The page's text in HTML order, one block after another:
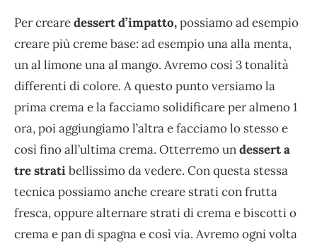
Per crearedessert d’impatto,possiamo ad esempio
creare più creme base: ad esempio una alla menta,
un al limone una al mango. Avremo così 3 tonalità
differenti di colore. A questo punto versiamo la
prima crema e la facciamo solidificare per almeno 1
ora, poi aggiungiamo l’altra e facciamo lo stesso e
così fino all’ultima crema. Otterremo undessert a
tre stratibellissimo da vedere. Con questa stessa
tecnica possiamo anche creare strati con frutta
fresca, oppure alternare strati di crema e biscotti o
crema e pan di spagna e così via. Avremo ogni volta